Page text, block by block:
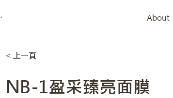
About
< 上一頁
NB-1盈采臻亮面膜